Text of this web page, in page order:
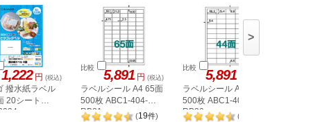
1,222 円 (税込)
撥水紙ラベル
20シート
比較 5,891 円 (税込)
ラベルシール A4 65面
500枚 ABC1-404-
RB21
(19件)
比較 5,891
ラベルシール A4 44面
500枚 ABC1-404-
RB20
(
>